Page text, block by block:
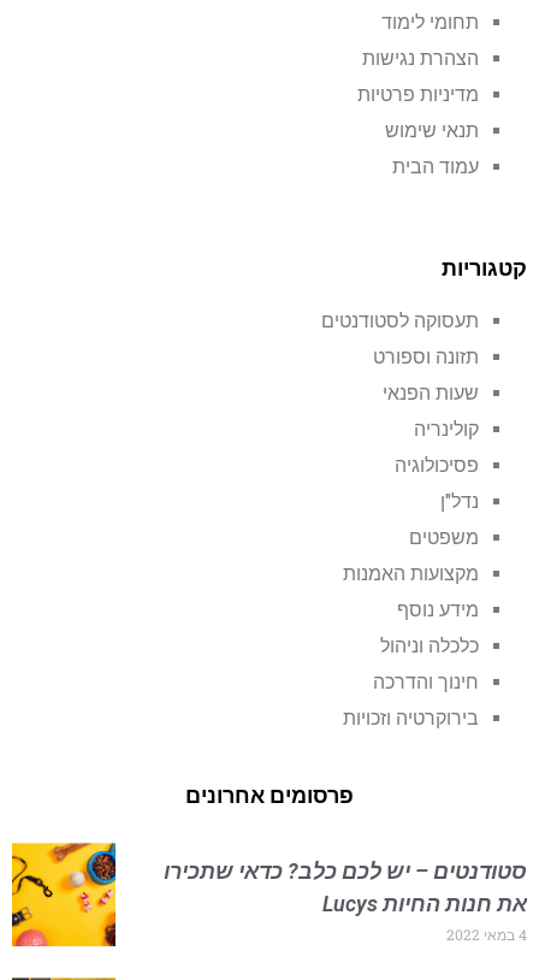
תחומי לימוד
הצהרת נגישות
מדיניות פרטיות
תנאי שימוש
עמוד הבית
קטגוריות
תעסוקה לסטודנטים
תזונה וספורט
שעות הפנאי
קולינריה
פסיכולוגיה
נדל"ן
משפטים
מקצועות האמנות
מידע נוסף
כלכלה וניהול
חינוך והדרכה
בירוקרטיה וזכויות
פרסומים אחרונים
סטודנטים – יש לכם כלב? כדאי שתכירו
את חנות החיות Lucys
4 במאי 2022